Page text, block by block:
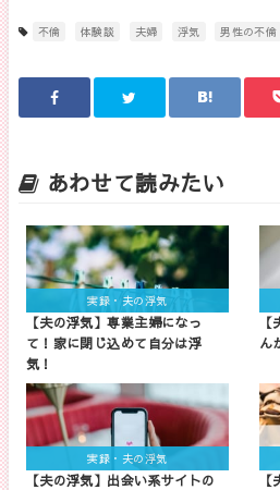
不倫 体験談 夫婦 浮気 男性の不倫
あわせて読みたい
実録・夫の浮気
【夫の浮気】専業主婦になっ
て！家に閉じ込めて自分は浮
気！
ん
実録・夫の浮気
【夫の浮気】出会い系サイトの